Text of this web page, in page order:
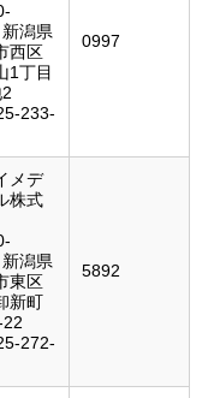
潟県
西区
1丁目
233-
0997
メデ
株式
潟県
東区
新町
272-
5892